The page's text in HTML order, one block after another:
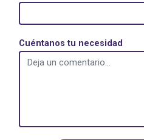
Cuéntanos tu necesidad